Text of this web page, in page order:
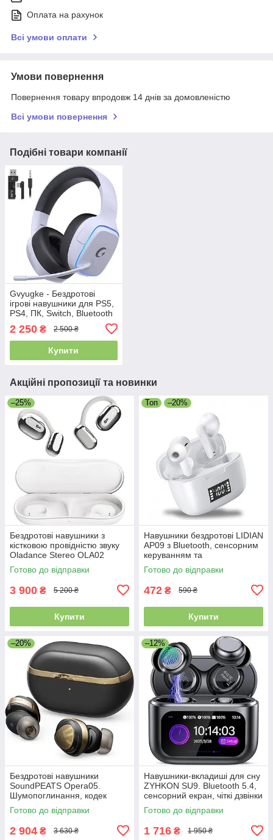
Оплата на рахунок
Всі умови оплати
Умови повернення
Повернення товару впродовж 14 днів за домовленістю
Всі умови повернення
Подібні товари компанії
Gvyugke - Бездротові
ігрові навушники для PS5,
PS4, ПК, Switch, Bluetooth
мікрофоном із
шумопоглинанням
2 250 ₴ 2 500 ₴
Купити
Акційні пропозиції та новинки
–25%
Бездротові навушники з
кістковою провідністю звуку
Oladance Stereo OLA02
Готово до відправки
3 900 ₴ 5 200 ₴
Купити
Топ –20%
Навушники бездротові LIDIAN
AP09 з Bluetooth, сенсорним
керуванням та
шумопоглинанням
Готово до відправки
472 ₴ 590 ₴
Купити
–20%
Бездротові навушники
SoundPEATS Opera05.
Шумопоглинання, кодек
LDAC, швидка зарядка.
Уцінка
Готово до відправки
2 904 ₴ 3 630 ₴
–12%
Навушники-вкладиші для сну
ZYHKON SU9. Bluetooth 5.4,
сенсорний екран, чіткі дзвінки
Готово до відправки
1 716 ₴ 1 950 ₴